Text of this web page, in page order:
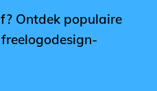
Ontdek populaire